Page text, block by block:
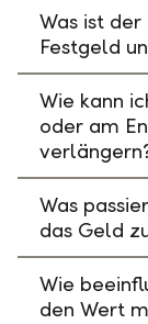
Was ist
Festgeld
Wie kann
oder am
Was
das Geld
Wie
den Wert